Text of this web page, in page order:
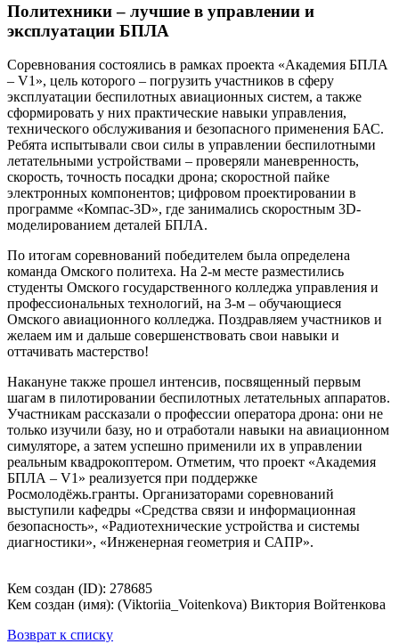
Политехники – лучшие в управлении и
эксплуатации БПЛА
Соревнования состоялись в рамках проекта «Академия БПЛА
– V1», цель которого – погрузить участников в сферу
эксплуатации беспилотных авиационных систем, а также
сформировать у них практические навыки управления,
технического обслуживания и безопасного применения БАС.
Ребята испытывали свои силы в управлении беспилотными
летательными устройствами – проверяли маневренность,
скорость, точность посадки дрона; скоростной пайке
электронных компонентов; цифровом проектировании в
программе «Компас-3D», где занимались скоростным 3D-
моделированием деталей БПЛА.
По итогам соревнований победителем была определена
команда Омского политеха. На 2-м месте разместились
студенты Омского государственного колледжа управления и
профессиональных технологий, на 3-м – обучающиеся
Омского авиационного колледжа. Поздравляем участников и
желаем им и дальше совершенствовать свои навыки и
оттачивать мастерство!
Накануне также прошел интенсив, посвященный первым
шагам в пилотировании беспилотных летательных аппаратов.
Участникам рассказали о профессии оператора дрона: они не
только изучили базу, но и отработали навыки на авиационном
симуляторе, а затем успешно применили их в управлении
реальным квадрокоптером. Отметим, что проект «Академия
БПЛА – V1» реализуется при поддержке
Росмолодёжь.гранты. Организаторами соревнований
выступили кафедры «Средства связи и информационная
безопасность», «Радиотехнические устройства и системы
диагностики», «Инженерная геометрия и САПР».
Кем создан (ID): 278685
Кем создан (имя): (Viktoriia_Voitenkova) Виктория Войтенкова
Возврат к списку